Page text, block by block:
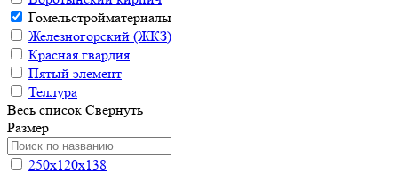
Гомельстройматериалы
Железногорский (ЖКЗ)
Красная гвардия
Пятый элемент
Теллура
Весь список Свернуть
Размер
250х120х138